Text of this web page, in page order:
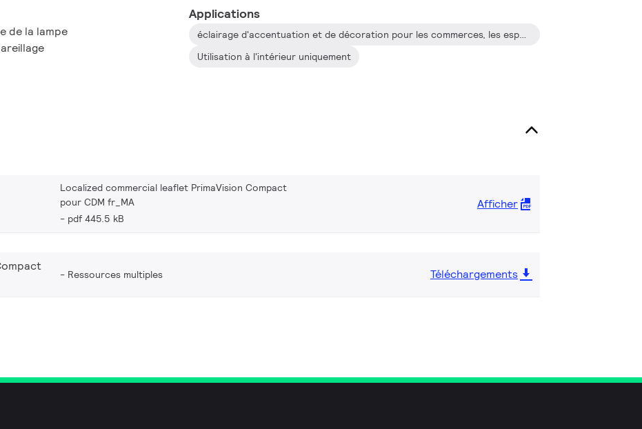
de la lampe
Applications
éclairage d'accentuation et de décoration pour les commerces, les espaces publics, les halls d'entrée et les bureaux
Utilisation à l'intérieur uniquement
Localized commercial leaflet PrimaVision Compact
pour CDM fr_MA
pdf 445.5 kB
Afficher
Ressources multiples Téléchargements